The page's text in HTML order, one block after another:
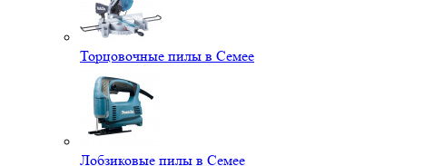
Торцовочные пилы в Семее
Лобзиковые пилы в Семее